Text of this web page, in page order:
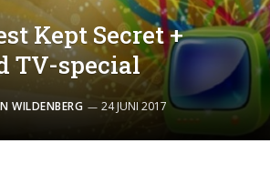
Kept Secret +
TV-special
WILDENBERG 24 JUNI 2017